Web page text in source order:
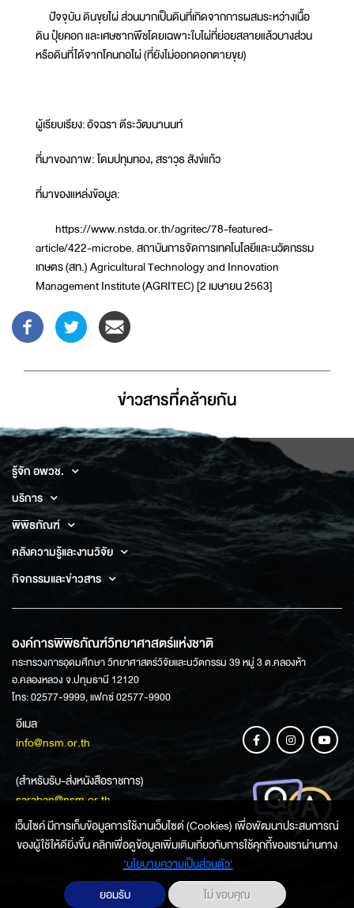
ปัจจุบัน ดินขุยไผ่ ส่วนมากเป็นดินที่เกิดจากการผสมระหว่างเนื้อ
ดิน ปุ๋ยคอก และเศษซากพืชโดยเฉพาะใบไผ่ที่ย่อยสลายแล้วบางส่วน
หรือดินที่ได้จากโคนกอไผ่ (ที่ยังไม่ออกดอกตายขุย)
ผู้เรียบเรียง: อัจฉรา ตีระวัฒนานนท์
ที่มาของภาพ: โดมปทุมทอง, สราวุธ สังข์แก้ว
ที่มาของแหล่งข้อมูล:
https://www.nstda.or.th/agritec/78-featured-
article/422-microbe. สถาบันการจัดการเทคโนโลยีและนวัตกรรม
เกษตร (สท.) Agricultural Technology and Innovation
Management Institute (AGRITEC) [2 เมษายน 2563]
ข่าวสารที่่คล้ายกัน
รู้จัก อพวช.
บริการ
พิพิธภัณฑ์
คลังความรู้และงานวิจัย
กิจกรรมและข่าวสาร
องค์การพิพิธภัณฑ์วิทยาศาสตร์แห่งชาติ
กระทรวงการอุดมศึกษา วิทยาศาสตร์วิจัยและนวัตกรรม 39 หมู่ 3 ต.คลองห้า
อ.คลองหลวง จ.ปทุมธานี 12120
โทร: 02577-9999, แฟกซ์ 02577-9900
อีเมล
info@nsm.or.th
(สำหรับรับ-ส่งหนังสือราชการ)
saraban@nsm.or.th
ช่องทางการสอบถามข้อมูล
เว็บไซค์ มีการเก็บข้อมูลการใช้งานเว็บไซต์ (Cookies) เพื่อพัฒนาประสบการณ์
ของผู้ใช้ให้ดียิ่งขึ้น คลิกเพื่อดูข้อมูลเพิ่มเติมเกี่ยวกับการใช้คุกกี้ของเราผ่านทาง
‘นโยบายความเป็นส่วนตัว'
ยอมรับ
ไม่ ขอบคุณ